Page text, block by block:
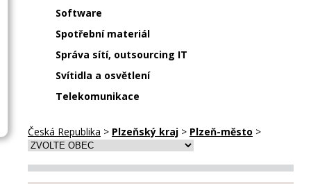
Software
Spotřební materiál
Správa sítí, outsourcing IT
Svítidla a osvětlení
Telekomunikace
Česká Republika > Plzeňský kraj > Plzeň-město >